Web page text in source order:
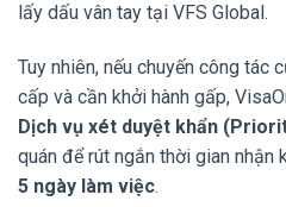
lấy dấu vân tay tại VFS Global.
Tuy nhiên, nếu chuyến công tác
cấp và cần khởi hành gấp,
Dịch vụ xét duyệt khẩn
quán để rút ngắn thời gian nhận
5 ngày làm việc.